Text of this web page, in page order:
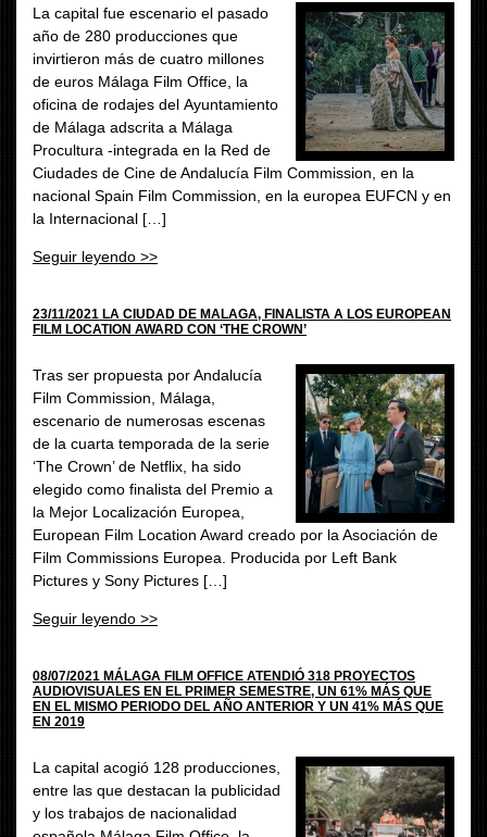
La capital fue escenario el pasado
año de 280 producciones que
invirtieron más de cuatro millones
de euros Málaga Film Office, la
oficina de rodajes del Ayuntamiento
de Málaga adscrita a Málaga
Procultura -integrada en la Red de
Ciudades de Cine de Andalucía Film Commission, en la
nacional Spain Film Commission, en la europea EUFCN y en
la Internacional […]
Seguir leyendo >>
23/11/2021 LA CIUDAD DE MALAGA, FINALISTA A LOS EUROPEAN
FILM LOCATION AWARD CON ‘THE CROWN’
Tras ser propuesta por Andalucía
Film Commission, Málaga,
escenario de numerosas escenas
de la cuarta temporada de la serie
‘The Crown’ de Netflix, ha sido
elegido como finalista del Premio a
la Mejor Localización Europea,
European Film Location Award creado por la Asociación de
Film Commissions Europea. Producida por Left Bank
Pictures y Sony Pictures […]
Seguir leyendo >>
08/07/2021 MÁLAGA FILM OFFICE ATENDIÓ 318 PROYECTOS
AUDIOVISUALES EN EL PRIMER SEMESTRE, UN 61% MÁS QUE
EN EL MISMO PERIODO DEL AÑO ANTERIOR Y UN 41% MÁS QUE
EN 2019
La capital acogió 128 producciones,
entre las que destacan la publicidad
y los trabajos de nacionalidad